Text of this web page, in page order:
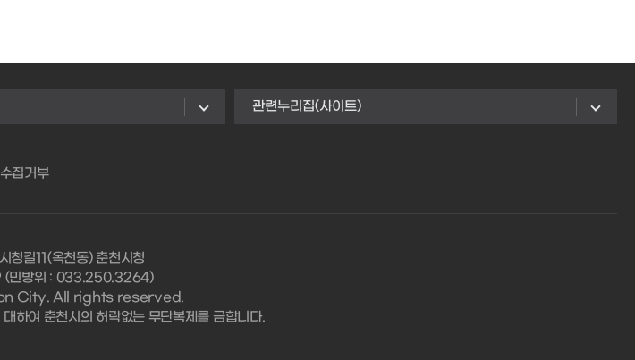
관련누리집(사이트)
집거부
청길11(옥천동) 춘천시청
(민방위 : 033.250.3264)
City. All rights reserved.
하여 춘천시의 허락없는 무단복제를 금합니다.